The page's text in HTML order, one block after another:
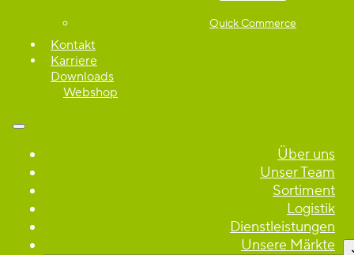
Quick Commerce
Kontakt
Karriere
Downloads
Webshop
Über uns
Unser Team
Sortiment
Logistik
Dienstleistungen
Unsere Märkte